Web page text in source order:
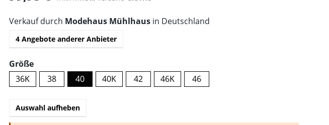
Verkauf durch Modehaus Mühlhaus in Deutschland
4 Angebote anderer Anbieter
Größe
36K
38 40 40K 42 46K 46
Auswahl aufheben